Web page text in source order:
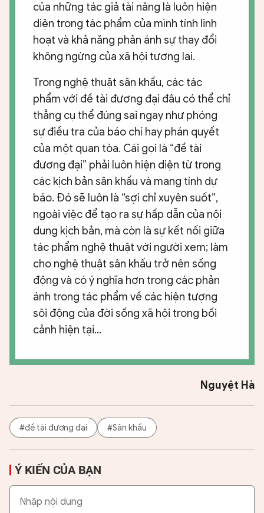
của những tác giả tài năng là luôn hiện
diện trong tác phẩm của mình tính linh
hoạt và khả năng phản ánh sự thay đổi
không ngừng của xã hội tương lai.
Trong nghệ thuật sân khấu, các tác
phẩm với đề tài đương đại đâu có thể chỉ
thẳng cụ thể đúng sai ngay như phóng
sự điều tra của báo chí hay phán quyết
của một quan tòa. Cái gọi là “đề tài
đương đại” phải luôn hiện diện từ trong
các kịch bản sân khấu và mang tính dự
báo. Đó sẽ luôn là “sợi chỉ xuyên suốt”,
ngoài việc để tạo ra sự hấp dẫn của nội
dung kịch bản, mà còn là sự kết nối giữa
tác phẩm nghệ thuật với người xem; làm
cho nghệ thuật sân khấu trở nên sống
động và có ý nghĩa hơn trong các phản
ánh trong tác phẩm về các hiện tượng
sôi động của đời sống xã hội trong bối
cảnh hiện tại...
Nguyệt Hà
#đề tài đương đại #Sân khấu
Ý KIẾN CỦA BẠN